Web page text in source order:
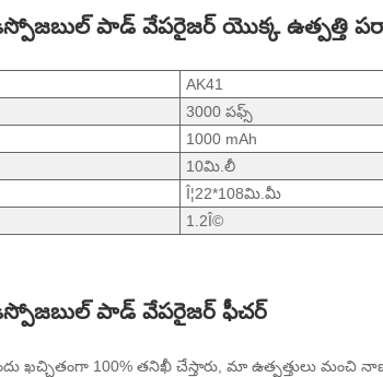
పాడ్ వేపరైజర్ యొక్క ఉత్పత్తి
AK41
3000 పఫ్స్
1000 mAh
10మి.లీ
Î¦22*108మి.మీ
1.2Î©
పాడ్ వేపరైజర్ ఫీచర్
ఖచ్చితంగా 100% తనిఖీ చేస్తారు, మా ఉత్పత్తులు మంచి